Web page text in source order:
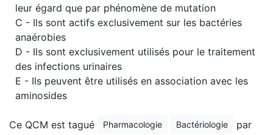
leur égard que par phénomène de mutation
C - Ils sont actifs exclusivement sur les bactéries
anaérobies
D - Ils sont exclusivement utilisés pour le traitement
des infections urinaires
E - Ils peuvent être utilisés en association avec les
aminosides
Ce QCM est tagué Pharmacologie Bactériologie
par